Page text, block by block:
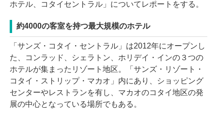
ホテル、コタイセントラル」についてレポートをする。
約4000の客室を持つ最大規模のホテル
「サンズ・コタイ・セントラル」は2012年にオープンし
た、コンラッド、シェラトン、ホリデイ・インの３つの
ホテルが集まったリゾート地区。「サンズ・リゾート・
コタイ・ストリップ・マカオ」内にあり、ショッピング
センターやレストランを有し、マカオのコタイ地区の発
展の中心となっている場所でもある。